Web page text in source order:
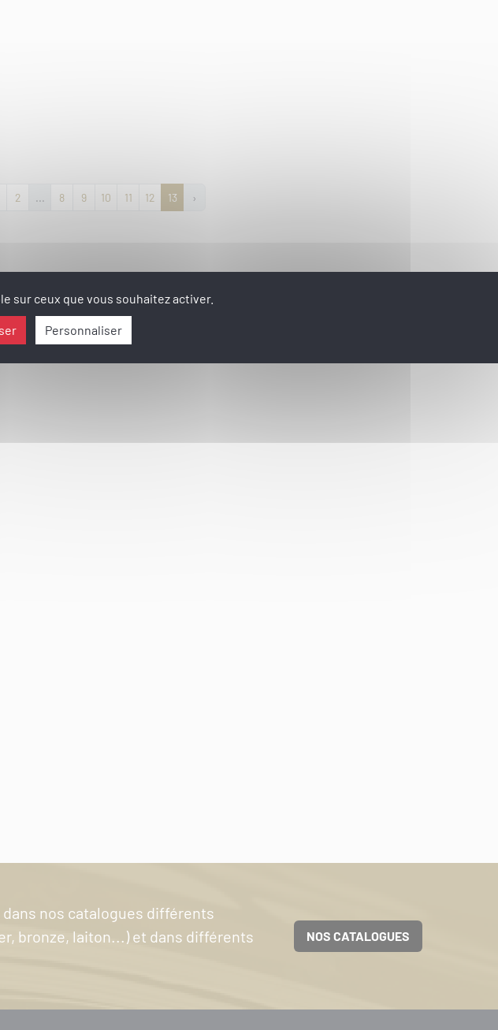
2 ... 8 9 10 11 12 13 ›
nos catalogues différents
bronze, laiton...) et dans différents
NOS CATALOGUES
sur ceux que vous souhaitez activer.
Personnaliser